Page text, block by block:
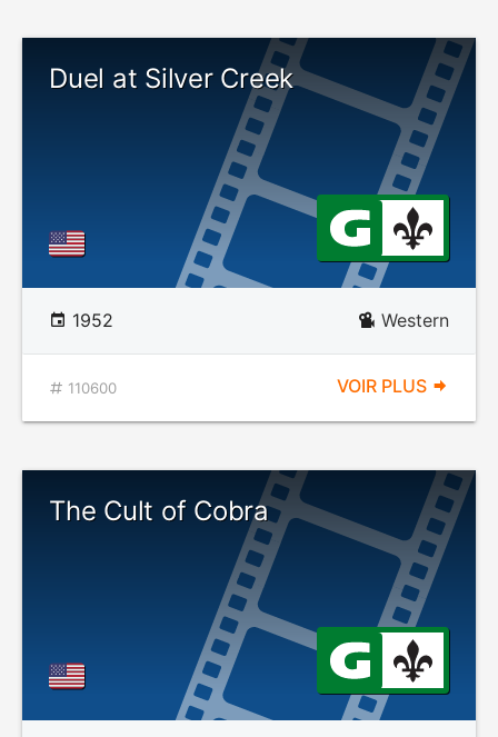
Duel at Silver Creek
1952 Western
110600 VOIR PLUS
The Cult of Cobra